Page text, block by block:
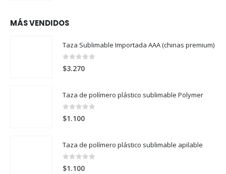
MÁS VENDIDOS
Taza Sublimable Importada AAA (chinas premium)
0out of 5
$3.270
Taza de polímero plástico sublimable Polymer
0 out of 5
$1.100
Taza de polímero plástico sublimable apilable
0
$1.100